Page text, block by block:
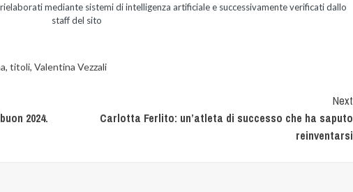
mediante sistemi di intelligenza artificiale e successivamente verificati dallo
staff del sito
, titoli, Valentina Vezzali
2024.
Next
Carlotta Ferlito: un’atleta di successo che ha saputo
reinventarsi